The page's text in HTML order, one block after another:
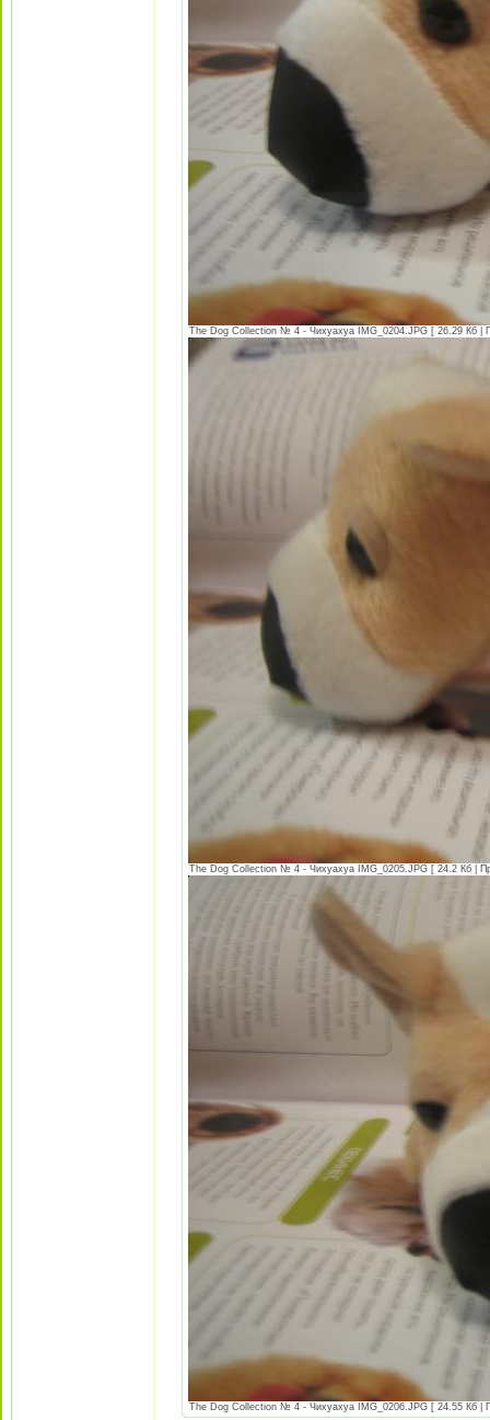
The Dog Collection № 4 - Чихуахуа IMG_0204.JPG [ 26.29 Кб |
The Dog Collection № 4 - Чихуахуа IMG_0205.JPG [ 24.2 Кб |
The Dog Collection № 4 - Чихуахуа IMG_0206.JPG [ 24.55 Кб |